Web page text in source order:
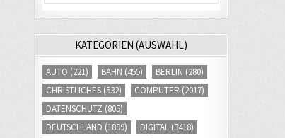
KATEGORIEN (AUSWAHL)
AUTO (221) BAHN (455) BERLIN (280)
CHRISTLICHES (532) COMPUTER (2017)
DATENSCHUTZ (805)
DEUTSCHLAND (1899) DIGITAL (3418)